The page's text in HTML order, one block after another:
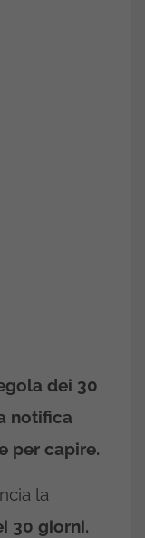
dei 30
notifica
per capire.
la
30 giorni.